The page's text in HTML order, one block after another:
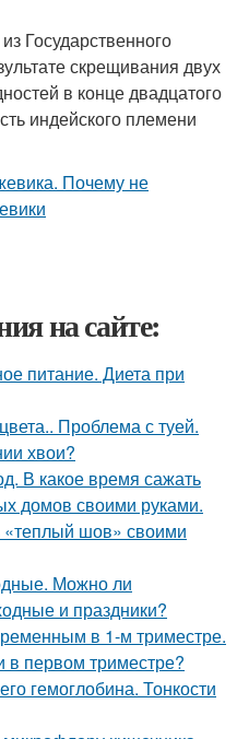
Государственного
скрещивания двух
в конце двадцатого
индейского племени
на сайте:
питание. Диета при
Проблема с туей.
хвои?
В какое время сажать
домов своими руками.
«теплый шов» своими
Можно ли
и праздники?
в 1-м триместре.
в первом триместре?
гемоглобина. Тонкости